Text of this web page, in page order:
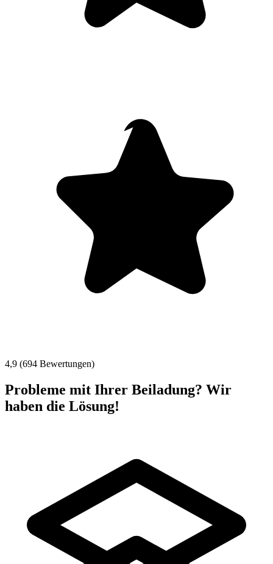
4,9 (694 Bewertungen)
Probleme mit Ihrer Beiladung? Wir
haben die Lösung!